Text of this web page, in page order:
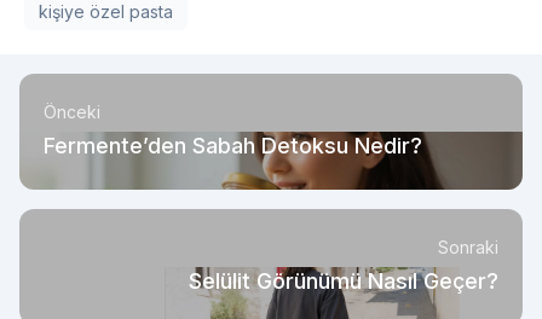
kişiye özel pasta
Önceki
Fermente’den Sabah Detoksu Nedir?
Sonraki
Selülit Görünümü Nasıl Geçer?